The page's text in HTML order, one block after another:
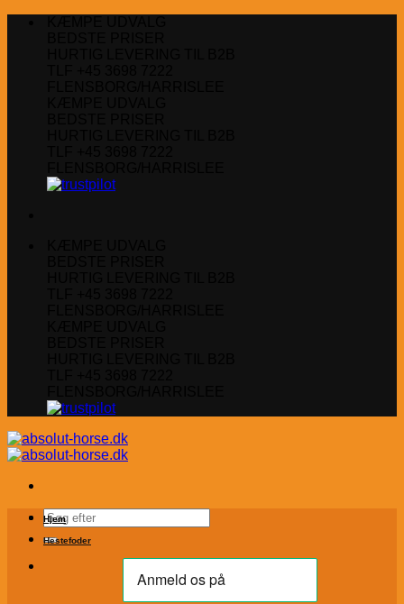
Søg
efter:
Hjem
Hestefoder